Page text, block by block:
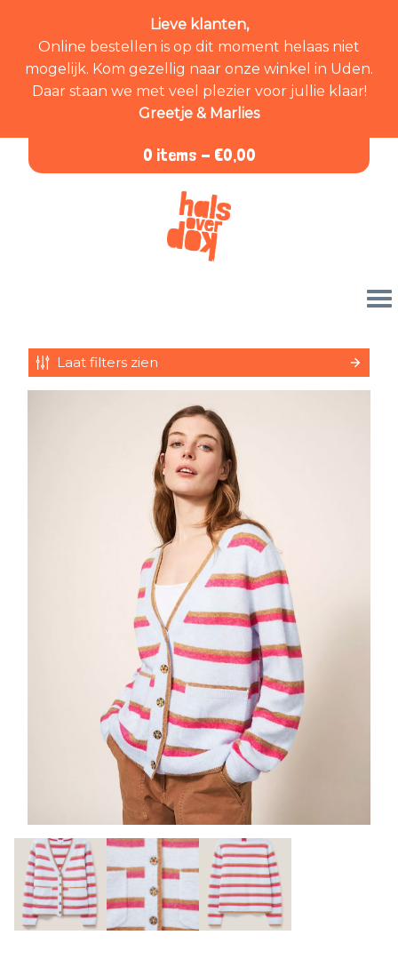
Lieve klanten,
Online bestellen is op dit moment helaas niet
mogelijk. Kom gezellig naar onze winkel in Uden.
Daar staan we met veel plezier voor jullie klaar!
Greetje & Marlies
0 items - €0,00
Laat filters zien